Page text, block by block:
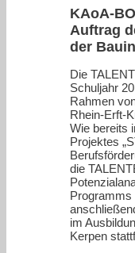
KAoA-
Auftrag
der
Die
Schuljahr
Rahmen
Rhein-Erft-
Wie bereits
Projektes
die
Programms
im
Kerpen